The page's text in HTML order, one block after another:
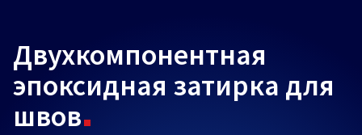
Двухкомпонентная
эпоксидная затирка для
швов